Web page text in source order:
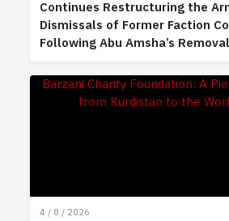
Continues Restructuring the
Dismissals of Former Faction
Following Abu Amsha’s Removal
4 / 8 / 2026